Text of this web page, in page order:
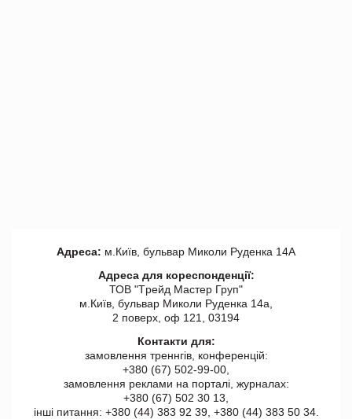
Адреса: м.Київ, бульвар Миколи Руденка 14А
Адреса для кореспонденції:
ТОВ "Tрейд Мастер Груп"
м.Київ, бульвар Миколи Руденка 14а,
2 поверх, оф 121, 03194
Контакти для:
замовлення треннгів, конференцій:
+380 (67) 502-99-00,
замовлення реклами на порталі, журналах:
+380 (67) 502 30 13,
інші питання: +380 (44) 383 92 39, +380 (44) 383 50 34.